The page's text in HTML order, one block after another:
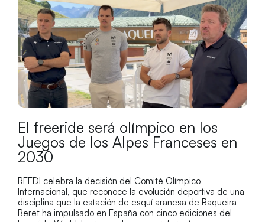
El freeride será olímpico en los
Juegos de los Alpes Franceses en
2030
RFEDI celebra la decisión del Comité Olímpico
Internacional, que reconoce la evolución deportiva de una
disciplina que la estación de esquí aranesa de Baqueira
Beret ha impulsado en España con cinco ediciones del